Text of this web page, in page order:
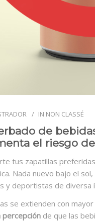
IN NON CLASSÉ
de
el riesgo
tus zapatillas
Nada nuevo bajo el
y deportistas de diversa
se extienden con
percepción de que las